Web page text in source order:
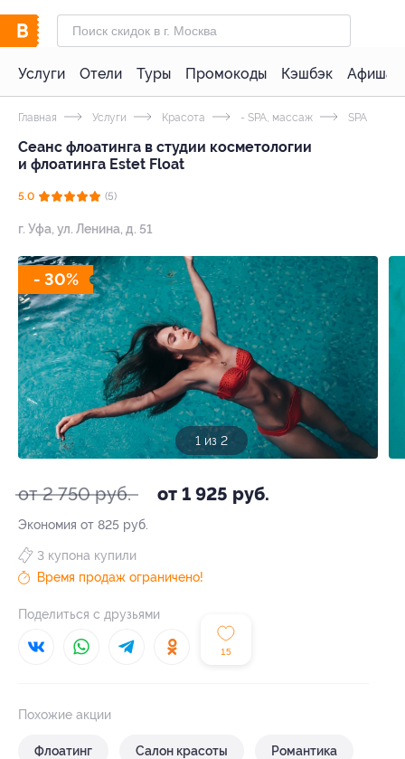
Услуги Отели Туры Промокоды Кэшбэк Афиша
Главная Услуги Красота - SPA, массаж SPA
Сеанс флоатинга в студии косметологии
и флоатинга Estet Float
5.0 (5)
г. Уфа, ул. Ленина, д. 51
- 30%
1 из 2
от 2 750 руб. от 1 925 руб.
Экономия от 825 руб.
15
3 купона купили
Время продаж ограничено!
Поделиться с друзьями
Похожие акции
Флоатинг Салон красоты Романтика